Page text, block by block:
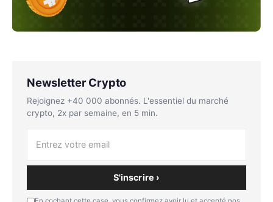
Newsletter Crypto
Rejoignez +40 000 abonnés. L'essentiel du marché
crypto, 2x par semaine, en 5 min.
S'inscrire ›